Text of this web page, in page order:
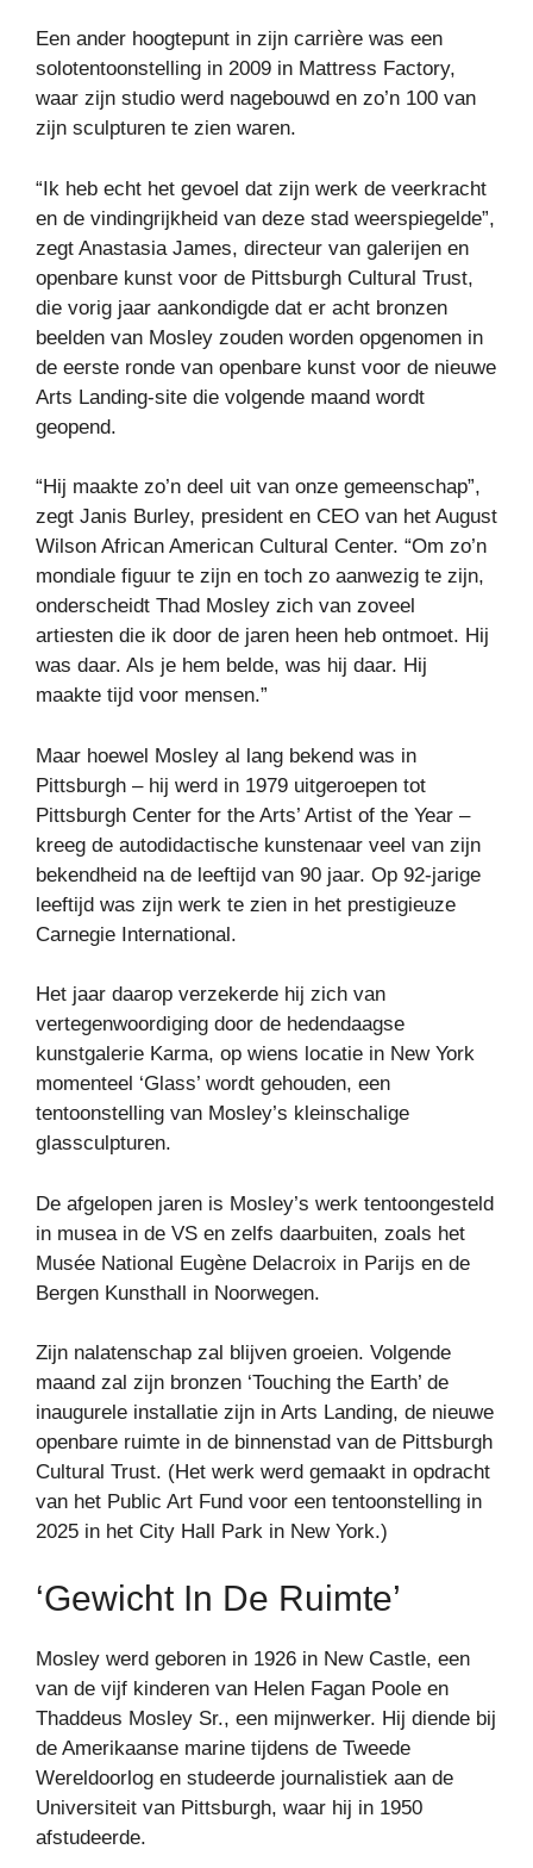
Een ander hoogtepunt in zijn carrière was een
solotentoonstelling in 2009 in Mattress Factory,
waar zijn studio werd nagebouwd en zo’n 100 van
zijn sculpturen te zien waren.
“Ik heb echt het gevoel dat zijn werk de veerkracht
en de vindingrijkheid van deze stad weerspiegelde”,
zegt Anastasia James, directeur van galerijen en
openbare kunst voor de Pittsburgh Cultural Trust,
die vorig jaar aankondigde dat er acht bronzen
beelden van Mosley zouden worden opgenomen in
de eerste ronde van openbare kunst voor de nieuwe
Arts Landing-site die volgende maand wordt
geopend.
“Hij maakte zo’n deel uit van onze gemeenschap”,
zegt Janis Burley, president en CEO van het August
Wilson African American Cultural Center. “Om zo’n
mondiale figuur te zijn en toch zo aanwezig te zijn,
onderscheidt Thad Mosley zich van zoveel
artiesten die ik door de jaren heen heb ontmoet. Hij
was daar. Als je hem belde, was hij daar. Hij
maakte tijd voor mensen.”
Maar hoewel Mosley al lang bekend was in
Pittsburgh – hij werd in 1979 uitgeroepen tot
Pittsburgh Center for the Arts’ Artist of the Year –
kreeg de autodidactische kunstenaar veel van zijn
bekendheid na de leeftijd van 90 jaar. Op 92-jarige
leeftijd was zijn werk te zien in het prestigieuze
Carnegie International.
Het jaar daarop verzekerde hij zich van
vertegenwoordiging door de hedendaagse
kunstgalerie Karma, op wiens locatie in New York
momenteel ‘Glass’ wordt gehouden, een
tentoonstelling van Mosley’s kleinschalige
glassculpturen.
De afgelopen jaren is Mosley’s werk tentoongesteld
in musea in de VS en zelfs daarbuiten, zoals het
Musée National Eugène Delacroix in Parijs en de
Bergen Kunsthall in Noorwegen.
Zijn nalatenschap zal blijven groeien. Volgende
maand zal zijn bronzen ‘Touching the Earth’ de
inaugurele installatie zijn in Arts Landing, de nieuwe
openbare ruimte in de binnenstad van de Pittsburgh
Cultural Trust. (Het werk werd gemaakt in opdracht
van het Public Art Fund voor een tentoonstelling in
2025 in het City Hall Park in New York.)
‘Gewicht In De Ruimte’
Mosley werd geboren in 1926 in New Castle, een
van de vijf kinderen van Helen Fagan Poole en
Thaddeus Mosley Sr., een mijnwerker. Hij diende bij
de Amerikaanse marine tijdens de Tweede
Wereldoorlog en studeerde journalistiek aan de
Universiteit van Pittsburgh, waar hij in 1950
afstudeerde.